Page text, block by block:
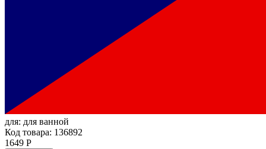
для: для ванной
Код товара: 136892
1649 Р